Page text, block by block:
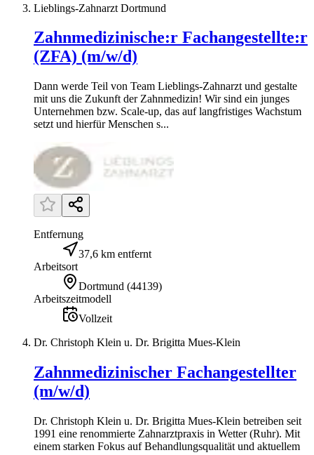
Lieblings-Zahnarzt Dortmund
Zahnmedizinische:r Fachangestellte:r
(ZFA) (m/w/d)
Dann werde Teil von Team Lieblings-Zahnarzt und gestalte
mit uns die Zukunft der Zahnmedizin! Wir sind ein junges
Unternehmen bzw. Scale-up, das auf langfristiges Wachstum
setzt und hierfür Menschen s...
Entfernung
37,6 km entfernt
Arbeitsort
Dortmund (44139)
Arbeitszeitmodell
Vollzeit
Dr. Christoph Klein u. Dr. Brigitta Mues-Klein
Zahnmedizinischer Fachangestellter
(m/w/d)
Dr. Christoph Klein u. Dr. Brigitta Mues-Klein betreiben seit
1991 eine renommierte Zahnarztpraxis in Wetter (Ruhr). Mit
einem starken Fokus auf Behandlungsqualität und aktuellem